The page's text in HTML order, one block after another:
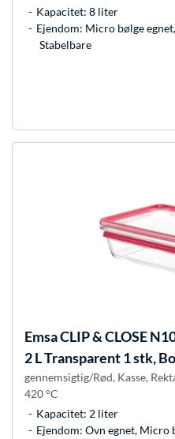
Kapacitet: 8 liter
Ejendom: Micro bølge
Stabelbare
EmsaCLIP & CLOSE
2 L Transparent 1 stk,
gennemsigtig/Rød, Kasse,
420 °C
Kapacitet: 2 liter
Ejendom: Ovn egnet, Micro